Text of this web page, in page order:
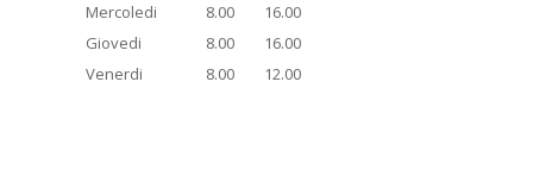
Mercoledi
8.00
16.00
Giovedi
8.00
16.00
Venerdi
8.00 12.00